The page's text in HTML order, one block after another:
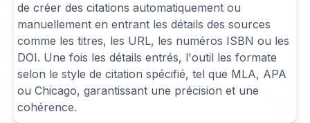
de créer des citations automatiquement ou
manuellement en entrant les détails des sources
comme les titres, les URL, les numéros ISBN ou les
DOI. Une fois les détails entrés, l'outil les formate
selon le style de citation spécifié, tel que MLA, APA
ou Chicago, garantissant une précision et une
cohérence.